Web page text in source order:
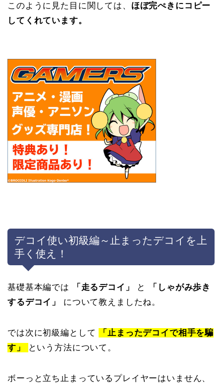
このように見た目に関しては、 ほぼ完ぺきにコピー
してくれています。
デコイ使い初級編～止まったデコイを上
手く使え！
基礎基本編では 「走るデコイ」 と
「しゃがみ歩き
するデコイ」 について教えましたね。
では次に初級編として
「止まったデコイで相手を騙
す」
という方法について。
ボーっと立ち止まっているプレイヤーはいません、